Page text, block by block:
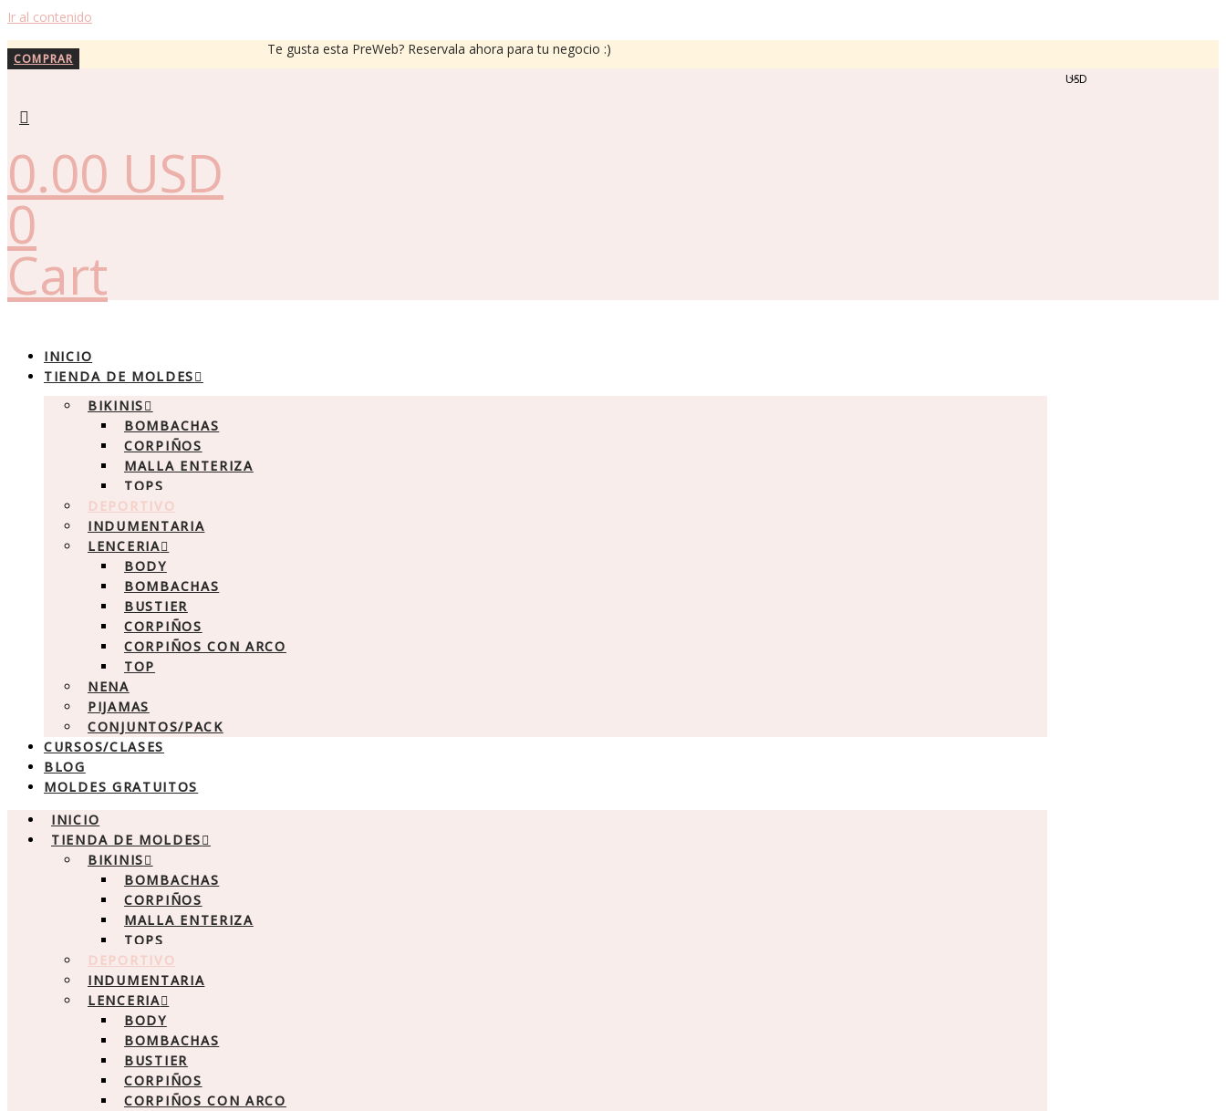
Ir al contenido
Te gusta esta PreWeb? Reservala ahora para tu negocio :)
COMPRAR
0.00 USD
0
Cart
INICIO
TIENDA DE MOLDES
BIKINIS
BOMBACHAS
CORPIÑOS
MALLA ENTERIZA
TOPS
DEPORTIVO
INDUMENTARIA
LENCERIA
BODY
BOMBACHAS
BUSTIER
CORPIÑOS
CORPIÑOS CON ARCO
TOP
NENA
PIJAMAS
CONJUNTOS/PACK
CURSOS/CLASES
BLOG
MOLDES GRATUITOS
INICIO
TIENDA DE MOLDES
BIKINIS
BOMBACHAS
CORPIÑOS
MALLA ENTERIZA
TOPS
DEPORTIVO
INDUMENTARIA
LENCERIA
BODY
BOMBACHAS
BUSTIER
CORPIÑOS
CORPIÑOS CON ARCO